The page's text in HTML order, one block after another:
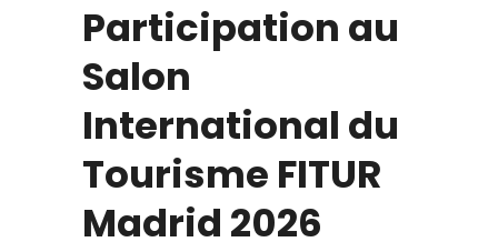
Participation au
Salon
International du
Tourisme FITUR
Madrid 2026